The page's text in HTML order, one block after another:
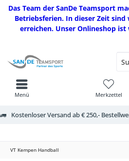
Das Team der SanDe Teamsport
Betriebsferien. In dieser Zeit
erreichen. Unser Onlineshop
Kostenloser Versand ab € 250,-
Merkzettel
Menü
VT Kempen Handball